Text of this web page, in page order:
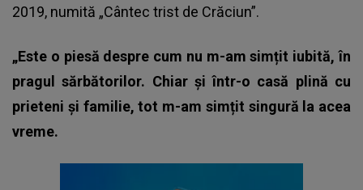
2019, numită „Cântec trist de Crăciun”.
„Este o piesă despre cum nu m-am simțit iubită, în
pragul sărbătorilor. Chiar și într-o casă plină cu
prieteni și familie, tot m-am simțit singură la acea
vreme.